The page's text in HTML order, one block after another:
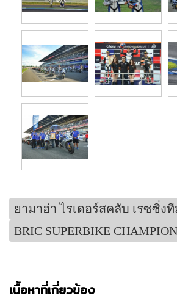
ยามาฮ่า ไรเดอร์สคลับ เรซซิ่ง
BRIC SUPERBIKE
เนื้อหาที่เกี่ยวข้อง